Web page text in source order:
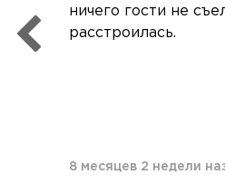
ничего гости не
расстроилась.
8 месяцев 2 недели